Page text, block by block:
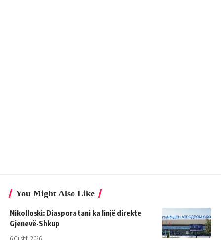
You Might Also Like
Nikolloski: Diaspora tani ka linjë direkte
Gjenevë-Shkup
6 Gusht, 2026